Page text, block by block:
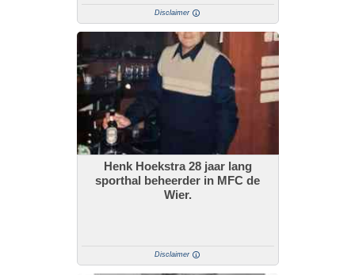
Disclaimer
Henk Hoekstra 28 jaar lang
sporthal beheerder in MFC de
Wier.
Disclaimer